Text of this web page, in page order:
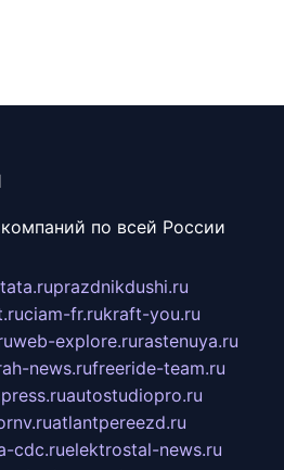
по всей России
prazdnikdushi.ru
ciam-fr.rukraft-you.ru
web-explore.rurastenuya.ru
news.rufreeride-team.ru
autostudiopro.ru
atlantpereezd.ru
cdc.ruelektrostal-news.ru